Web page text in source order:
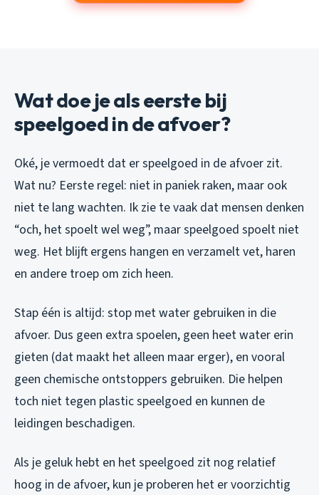
Wat doe je als eerste bij
speelgoed in de afvoer?
Oké, je vermoedt dat er speelgoed in de afvoer zit.
Wat nu? Eerste regel: niet in paniek raken, maar ook
niet te lang wachten. Ik zie te vaak dat mensen denken
“och, het spoelt wel weg”, maar speelgoed spoelt niet
weg. Het blijft ergens hangen en verzamelt vet, haren
en andere troep om zich heen.
Stap één is altijd: stop met water gebruiken in die
afvoer. Dus geen extra spoelen, geen heet water erin
gieten (dat maakt het alleen maar erger), en vooral
geen chemische ontstoppers gebruiken. Die helpen
toch niet tegen plastic speelgoed en kunnen de
leidingen beschadigen.
Als je geluk hebt en het speelgoed zit nog relatief
hoog in de afvoer, kun je proberen het er voorzichtig